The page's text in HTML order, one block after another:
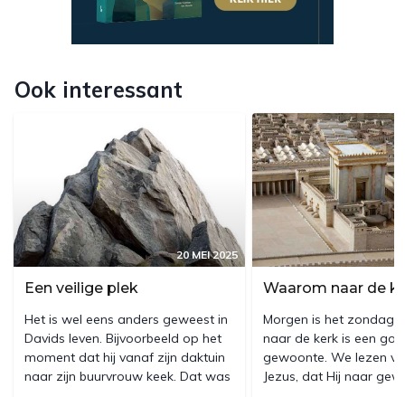
Ook interessant
20 MEI 2025
Een veilige plek
Het is wel eens anders geweest in
Davids leven. Bijvoorbeeld op het
moment dat hij vanaf zijn daktuin
naar zijn buurvrouw keek. Dat was
Waarom naar de
Morgen is het zondag,
naar de kerk is een
gewoonte. We lezen
Jezus, dat Hij naar